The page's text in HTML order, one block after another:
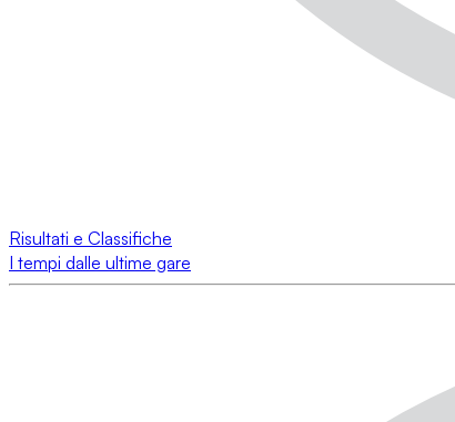
Risultati e Classifiche
I tempi dalle ultime gare